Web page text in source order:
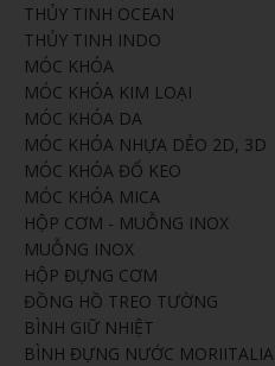
THỦY TINH OCEAN
THỦY TINH INDO
MÓC KHÓA
MÓC KHÓA KIM LOẠI
MÓC KHÓA DA
MÓC KHÓA NHỰA DẺO 2D, 3D
MÓC KHÓA ĐỔ KEO
MÓC KHÓA MICA
HỘP CƠM - MUỖNG INOX
MUỖNG INOX
HỘP ĐỰNG CƠM
ĐỒNG HỒ TREO TƯỜNG
BÌNH GIỮ NHIỆT
BÌNH ĐỰNG NƯỚC MORIITALIA